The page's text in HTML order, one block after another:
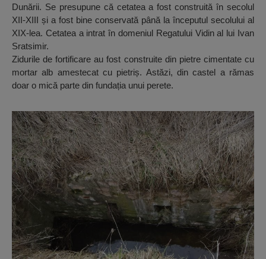
Dunării. Se presupune că cetatea a fost construită în secolul
XII-XIII și a fost bine conservată până la începutul secolului al
XIX-lea. Cetatea a intrat în domeniul Regatului Vidin al lui Ivan
Sratsimir.
Zidurile de fortificare au fost construite din pietre cimentate cu
mortar alb amestecat cu pietriș. Astăzi, din castel a rămas
doar o mică parte din fundația unui perete.